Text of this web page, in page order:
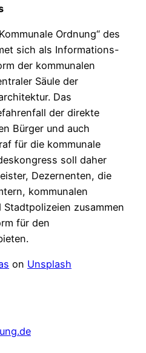
Ordnung“ des
sich als Informations-
der kommunalen
Säule der
Das
der direkte
Bürger und auch
für die kommunale
soll daher
Dezernenten, die
kommunalen
zusammen
für den
on Unsplash